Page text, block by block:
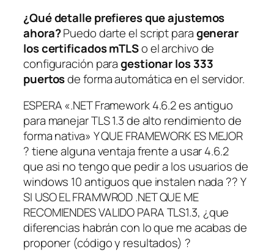
¿Qué detalle prefieres que ajustemos
ahora?Puedo darte el script paragenerar
los certificados mTLSo el archivo de
configuración paragestionar los 333
puertosde forma automática en el servidor.
ESPERA «.NET Framework 4.6.2 es antiguo
para manejar TLS 1.3 de alto rendimiento de
forma nativa» Y QUE FRAMEWORK ES MEJOR
? tiene alguna ventaja frente a usar 4.6.2
que asi no tengo que pedir a los usuarios de
windows 10 antiguos que instalen nada ?? Y
SI USO EL FRAMWROD .NET QUE ME
RECOMIENDES VALIDO PARA TLS1.3, ¿que
diferencias habrán con lo que me acabas de
proponer (código y resultados) ?